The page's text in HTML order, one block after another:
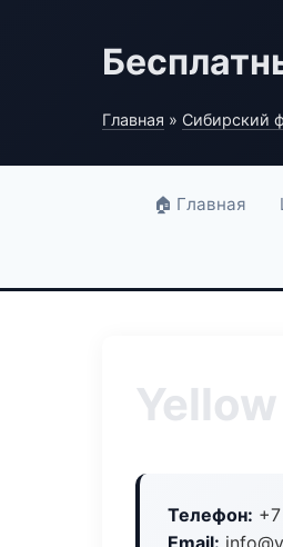
Главная » Сибирский
🏠 Главная
Телефон:
Email: